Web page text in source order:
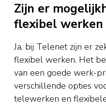
Zijn er
flexibel werken
Ja, bij Telenet zijn er
flexibel werken. Het
van een goede werk-
verschillende opties
telewerken en